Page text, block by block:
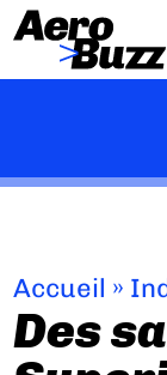
Accueil »
Des